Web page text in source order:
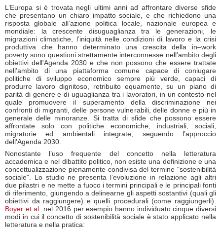
L’Europa si è trovata negli ultimi anni ad affrontare diverse sfide
che presentano un chiaro impatto sociale, e che richiedono una
risposta globale all’azione politica locale, nazionale europea e
mondiale: la crescente disuguaglianza tra le generazioni, le
migrazioni climatiche, l’iniquità nelle condizioni di lavoro e la crisi
produttiva che hanno determinato una crescita della in–work
poverty sono questioni strettamente interconnesse nell'ambito degli
obiettivi dell'Agenda 2030 e che non possono che essere trattate
nell’ambito di una piattaforma comune capace di coniugare
politiche di sviluppo economico sempre più verde, capaci di
produrre lavoro dignitoso, retribuito equamente, su un piano di
parità di genere e di uguaglianza tra i lavoratori, in un contesto nel
quale promuovere il superamento della discriminazione nei
confronti di migranti, delle persone vulnerabili, delle donne e più in
generale delle minoranze. Si tratta di sfide che possono essere
affrontate solo con politiche economiche, industriali, sociali,
migratorie ed ambientali integrate, seguendo l’approccio
dell'Agenda 2030.
Nonostante l’uso frequente del concetto nella letteratura
accademica e nel dibattito politico, non esiste una definizione e una
concettualizzazione pienamente condivisa del termine "sostenibilità
sociale". Lo studio ne presenta l’evoluzione in relazione agli altri
due pilastri e ne mette a fuoco i termini principali e le principali fonti
di riferimento, giungendo a delinearne gli aspetti sostantivi (quali gli
obiettivi da raggiungere) e quelli procedurali (come raggiungerli).
Boyer et al.
nel 2016 per esempio hanno individuato cinque diversi
modi in cui il concetto di sostenibilità sociale è stato applicato nella
letteratura e nella pratica: